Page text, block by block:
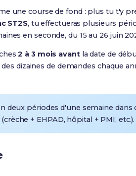
une course de fond : plus tu t'y
ST2S, tu effectueras plusieurs
en seconde, du 15 au 26 juin
2 à 3 mois avantla date de
dizaines de demandes chaque
deux périodes d'une semaine
+ EHPAD, hôpital + PMI, etc.).